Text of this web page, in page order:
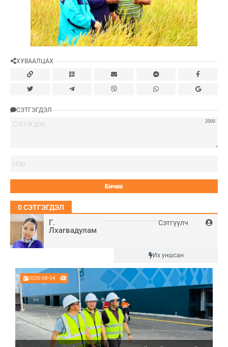
Г.
Лхагвадулам
Сэтгүүлч
Их уншсан
2026-08-04
ХУВААЛЦАХ
СЭТГЭГДЭЛ
2000
0СЭТГЭГДЭЛ